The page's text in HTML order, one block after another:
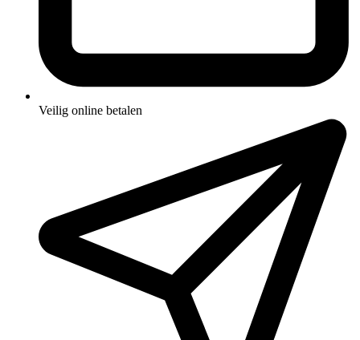
Veilig online betalen